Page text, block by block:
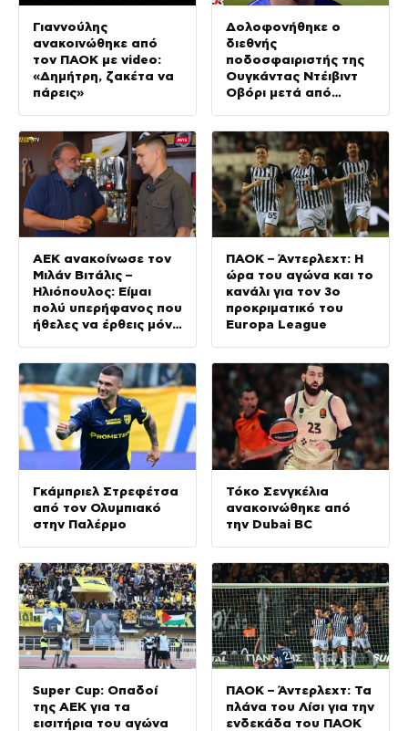
Γιαννούλης
ανακοινώθηκε από
τον ΠΑΟΚ με video:
«Δημήτρη, ζακέτα να
πάρεις»
Δολοφονήθηκε ο
διεθνής
ποδοσφαιριστής της
Ουγκάντας Ντέιβιντ
Οβόρι μετά από
ΑΕΚ ανακοίνωσε τον
Μιλάν Βιτάλις –
Ηλιόπουλος: Είμαι
πολύ υπερήφανος που
ήθελες να έρθεις μόνο
ΠΑΟΚ – Άντερλεχτ: Η
ώρα του αγώνα και το
κανάλι για τον 3ο
προκριματικό του
Europa League
Γκάμπριελ Στρεφέτσα
από τον Ολυμπιακό
στην Παλέρμο
Τόκο Σενγκέλια
ανακοινώθηκε από
την Dubai BC
Super Cup: Οπαδοί
της ΑΕΚ για τα
εισιτήρια του αγώνα
ΠΑΟΚ – Άντερλεχτ: Τα
πλάνα του Λίσι για την
ενδεκάδα του ΠΑΟΚ